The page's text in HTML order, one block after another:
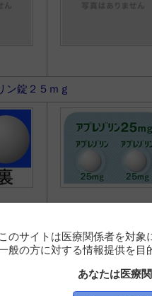
ン錠２５ｍｇ
はメーカー希望小売価格
基礎的医薬品等＞後発品（ジ
薬品等の中では一般名の50音
このサイトは医療関係者を対象
般の方に対する情報提供を目
あなたは医療